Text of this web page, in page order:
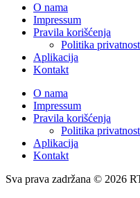
O nama
Impressum
Pravila korišćenja
Politika
Aplikacija
Kontakt
O nama
Impressum
Pravila korišćenja
Politika
Aplikacija
Kontakt
Sva prava zadržana © 2026